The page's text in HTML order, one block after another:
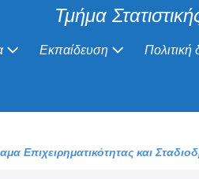
Τμήμα
Εκπαίδευση Πολιτική
Επιχειρηματικότητας και